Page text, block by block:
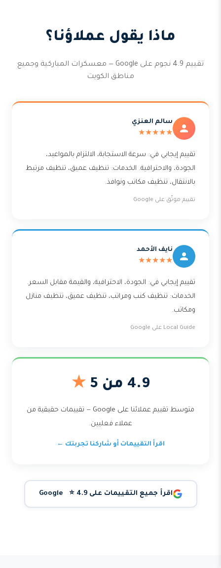
ماذا يقول عملاؤنا؟
تقييم 4.9 نجوم على Google — معسكرات المباركية وجميع
مناطق الكويت
سالم العنزي
★★★★★
تقييم إيجابي في: سرعة الاستجابة، الالتزام بالمواعيد،
الجودة، والاحترافية. الخدمات: تنظيف عميق، تنظيف مرتبط
بالانتقال، تنظيف مكاتب ونوافذ.
تقييم موثّق على Google
نايف الأحمد
★★★★★
تقييم إيجابي في: الجودة، الاحترافية، والقيمة مقابل السعر.
الخدمات: تنظيف كنب ومراتب، تنظيف عميق، تنظيف منازل
ومكاتب.
Local Guide على Google
4.9 من 5 ★
متوسط تقييم عملائنا على Google — تقييمات حقيقية من
عملاء فعليين.
اقرأ التقييمات أو شاركنا تجربتك ←
اقرأ جميع التقييمات على Google ⭐ 4.9